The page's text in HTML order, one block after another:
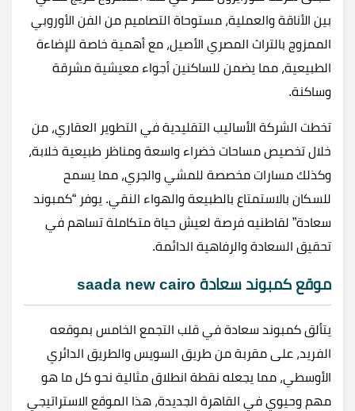
بين الأناقة والعملية، مستوحاة التصاميم من الفن الأوروبي
الممزوج بالتراث المصري الأصيل، مع أهمية خاصة للإضاءة
الطبيعية، مما يضمن للساكنين أجواء معيشية مشرقة
وساكنة.
تخطت الشركة الأساليب التقليدية في التطوير العقاري، من
خلال تخصيص مساحات خضراء واسعة ومناظر طبيعية خلابة،
وكذلك مسارات مخصصة للمشي والجري، مما يسمح
للسكان بالاستمتاع بالطبيعة والهواء النقي. يوفر “كمبوند
سعادة” لقاطنيه فرصة لعيش حياة متكاملة تساهم في
تحقيق السعادة والرفاهية الدائمة.
موقع كمبوند سعادة saada new cairo
يتألق كمبوند سعادة في قلب التجمع الخامس بموقعه
الفريد، على مقربة من طريق السويس والطريق الدائري
الأوسطي، مما يجعله نقطة انطلاق مثالية نحو كل ما هو
مهم وحيوي في القاهرة الجديدة، هذا الموقع الاستراتيجي